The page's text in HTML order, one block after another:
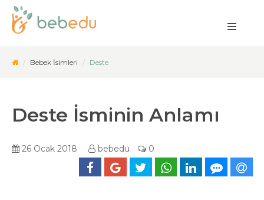
Bebek İsimleri Deste
Deste İsminin Anlamı
26 Ocak 2018 bebedu 0